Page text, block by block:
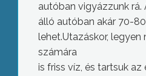
autóban vigyázzunk rá.
álló autóban akár 70-
lehet.Utazáskor, legyen
számára
is friss víz, és tartsuk az